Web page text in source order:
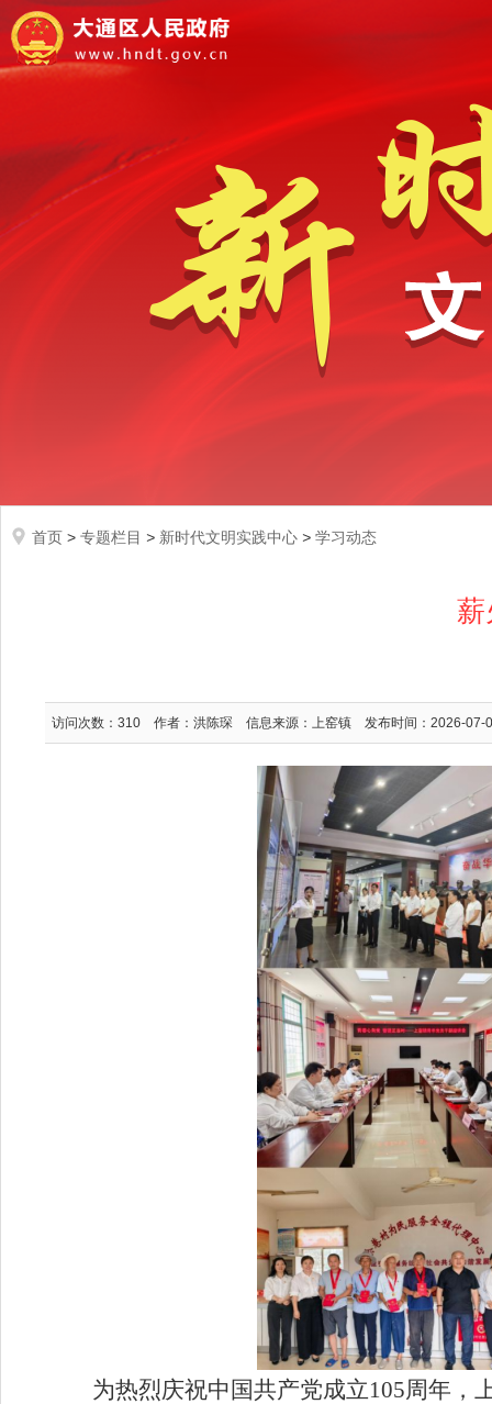
首页 > 专题栏目 > 新时代文明实践中心 > 学习动态
薪
访问次数： 310 作者：洪陈琛 信息来源：上窑镇 发布时间：2026-07-
为热烈庆祝中国共产党成立105周年，